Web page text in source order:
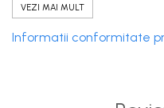
Tehnologia avansata de
placut, ca nou. Produsul
mirosurilor neplacute si
VEZI MAI MULT
Informatii conformitate